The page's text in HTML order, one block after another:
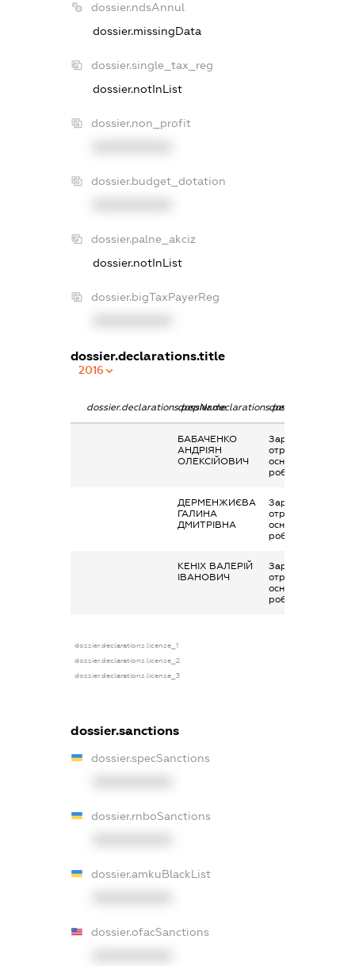
dossier.ndsAnnul
dossier.missingData
dossier.single_tax_reg
dossier.notInList
dossier.non_profit
dossier.budget_dotation
dossier.palne_akciz
dossier.notInList
dossier.bigTaxPayerReg
dossier.declarations.title
2016
dossier.declarations.pepNamedossier.declarations.personName
БАБАЧЕНКО
АНДРІЯН
ОЛЕКСІЙОВИЧ
Заробітна плата
отримана за
основним місцем
роботи
ДЕРМЕНЖИЄВА
ГАЛИНА
ДМИТРІВНА
Заробітна плата
отримана за
основним місцем
роботи
КЕНІХ ВАЛЕРІЙ
ІВАНОВИЧ
Заробітна плата
отримана за
основним місцем
роботи
dossier.declarations.license_1
dossier.declarations.license_2
dossier.declarations.license_3
dossier.sanctions
dossier.specSanctions
dossier.rnboSanctions
dossier.amkuBlackList
dossier.ofacSanctions